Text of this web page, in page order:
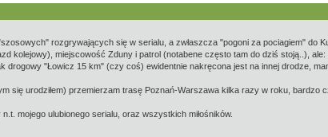
rozgrywających się w serialu, a zwłaszcza "pogoni za pociagiem"
kolejowy), miejscowość Zduny i patrol (notabene często tam do dziś stoją..), ale:
"Łowicz 15 km" (czy coś) ewidentnie nakręcona jest na innej drodze,
się urodziłem) przemierzam trasę Poznań-Warszawa kilka razy w roku, bardzo
mojego ulubionego serialu, oraz wszystkich miłośników.